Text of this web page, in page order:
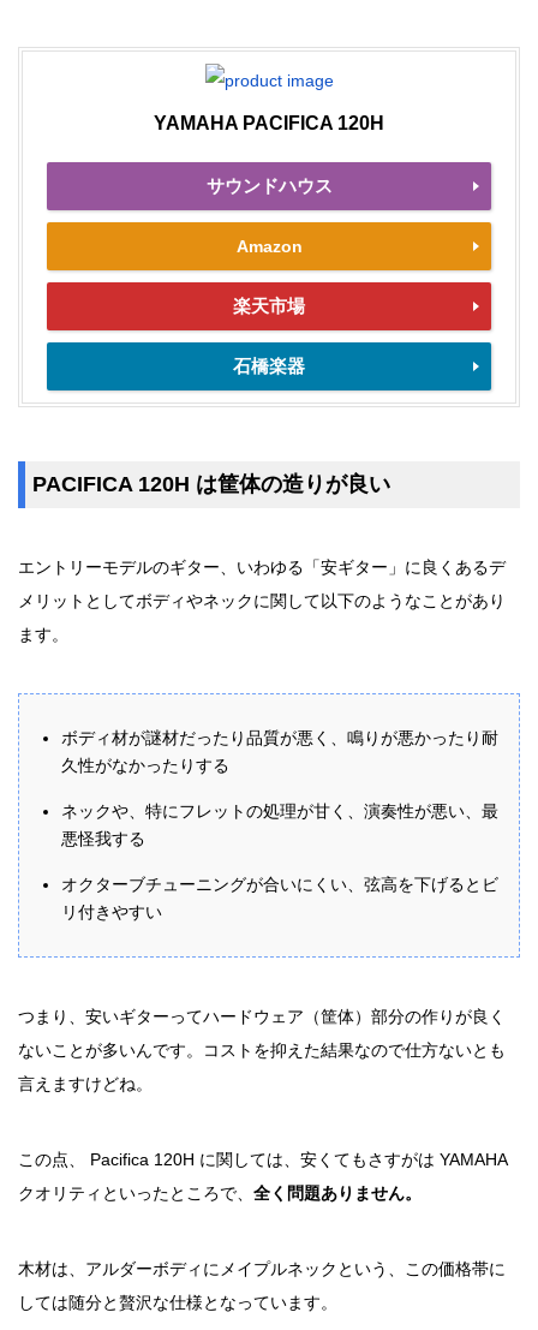
YAMAHA PACIFICA 120H
サウンドハウス
Amazon
楽天市場
石橋楽器
PACIFICA 120H は筐体の造りが良い
エントリーモデルのギター、いわゆる「安ギター」に良くあるデ
メリットとしてボディやネックに関して以下のようなことがあり
ます。
ボディ材が謎材だったり品質が悪く、鳴りが悪かったり耐
久性がなかったりする
ネックや、特にフレットの処理が甘く、演奏性が悪い、最
悪怪我する
オクターブチューニングが合いにくい、弦高を下げるとビ
リ付きやすい
つまり、安いギターってハードウェア（筐体）部分の作りが良く
ないことが多いんです。コストを抑えた結果なので仕方ないとも
言えますけどね。
この点、 Pacifica 120H に関しては、安くてもさすがは YAMAHA
クオリティといったところで、 全く問題ありません。
木材は、アルダーボディにメイプルネックという、この価格帯に
しては随分と贅沢な仕様となっています。